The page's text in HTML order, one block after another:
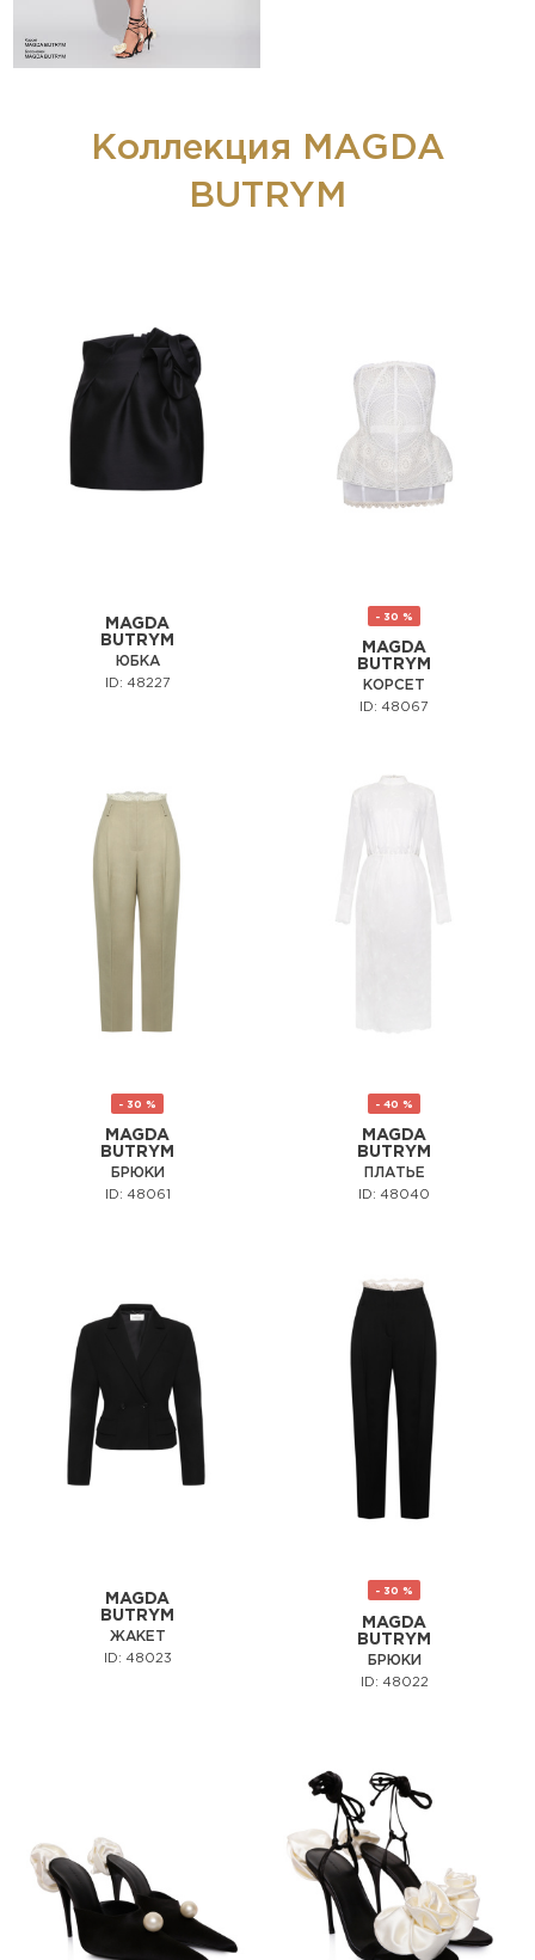
Коллекция MAGDA
BUTRYM
MAGDA
BUTRYM
ЮБКА
ID: 48227
- 30 %
MAGDA
BUTRYM
КОРСЕТ
ID: 48067
- 30 %
MAGDA
BUTRYM
БРЮКИ
ID: 48061
- 40 %
MAGDA
BUTRYM
ПЛАТЬЕ
ID: 48040
MAGDA
BUTRYM
ЖАКЕТ
ID: 48023
- 30 %
MAGDA
BUTRYM
БРЮКИ
ID: 48022